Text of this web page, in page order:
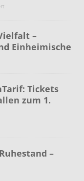
–
Einheimische
Tickets
zum 1.
–